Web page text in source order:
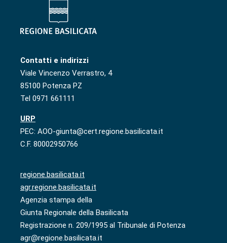
Contatti e indirizzi
Viale Vincenzo Verrastro, 4
85100 Potenza PZ
Tel 0971 661111
URP
PEC: AOO-giunta@cert.regione.basilicata.it
C.F. 80002950766
regione.basilicata.it
agr.regione.basilicata.it
Agenzia stampa della
Giunta Regionale della Basilicata
Registrazione n. 209/1995 al Tribunale di Potenza
agr@regione.basilicata.it